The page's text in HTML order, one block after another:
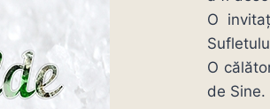
O
O
de Sine.